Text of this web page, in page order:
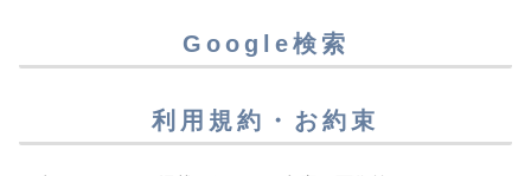
Google検索
利用規約・お約束